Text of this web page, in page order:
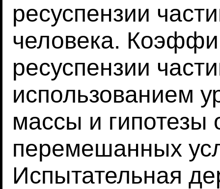
ресуспензии
человека.
ресуспензии
использованием
массы и гипотезы
перемешанных
Испытательная